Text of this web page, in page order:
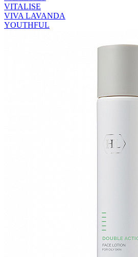
VITALISE
VIVA LAVANDA
YOUTHFUL